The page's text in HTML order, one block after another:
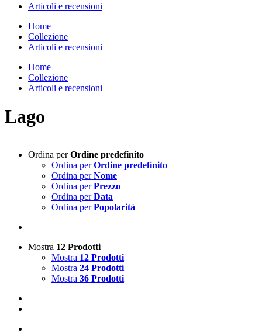
Articoli e recensioni
Home
Collezione
Articoli e recensioni
Home
Collezione
Articoli e recensioni
Lago
Ordina perOrdine predefinito
Ordina perOrdine predefinito
Ordina perNome
Ordina perPrezzo
Ordina perData
Ordina perPopolarità
Mostra 12 Prodotti
Mostra 12 Prodotti
Mostra 24 Prodotti
Mostra 36 Prodotti